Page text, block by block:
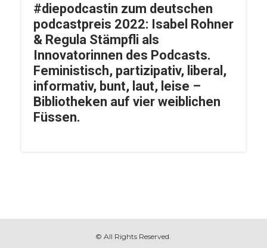
#diepodcastin zum deutschen
podcastpreis 2022: Isabel Rohner
& Regula Stämpfli als
Innovatorinnen des Podcasts.
Feministisch, partizipativ, liberal,
informativ, bunt, laut, leise –
Bibliotheken auf vier weiblichen
Füssen.
© All Rights Reserved.